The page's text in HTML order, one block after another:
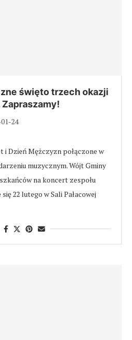
święto trzech okazji
24
i Dzień Mężczyzn połączone w
muzycznym. Wójt Gminy
na koncert zespołu
22 lutego w Sali Pałacowej